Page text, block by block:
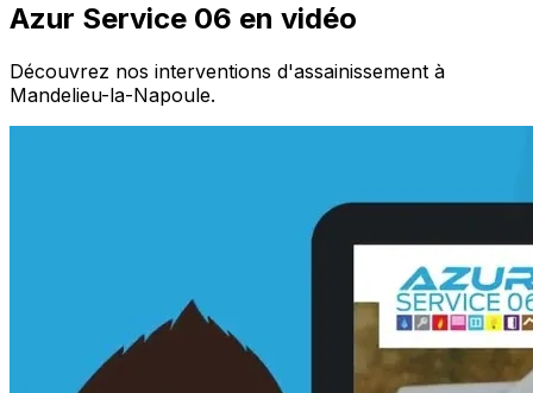
Azur Service 06 en vidéo
Découvrez nos interventions d'assainissement à
Mandelieu-la-Napoule.